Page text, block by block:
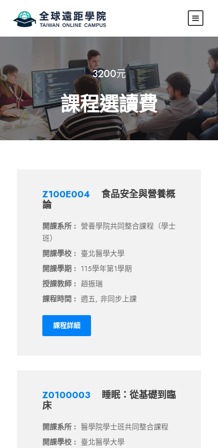
3200元
課程選讀費
Z100E004
食品安全與營養概
論
開課系所 : 營養學院共同整合課程（學士
班）
開課學校 : 臺北醫學大學
開課學期 : 115學年第1學期
授課教師 : 趙振瑞
課程時間 : 週五, 非同步上課
課程詳細
Z0100003
睡眠：從基礎到臨
床
開課系所 : 醫學院學士班共同整合課程
開課學校 : 臺北醫學大學